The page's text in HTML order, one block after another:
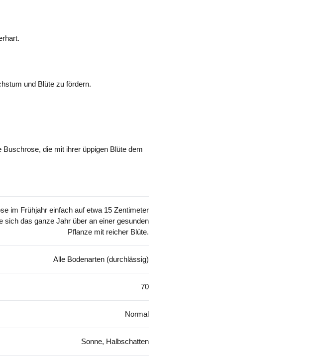
und Blüte zu fördern.
die mit ihrer üppigen Blüte dem
im Frühjahr einfach auf etwa 15 Zentimeter
sich das ganze Jahr über an einer gesunden
Pflanze mit reicher Blüte.
Alle Bodenarten (durchlässig)
70
Normal
Sonne, Halbschatten